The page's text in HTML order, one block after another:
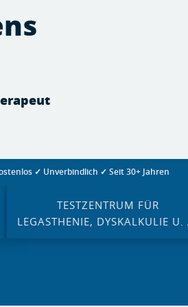
✓ Unverbindlich ✓ Seit 30+ Jahren
TESTZENTRUM FÜR
LEGASTHENIE, DYSKALKULIE U.